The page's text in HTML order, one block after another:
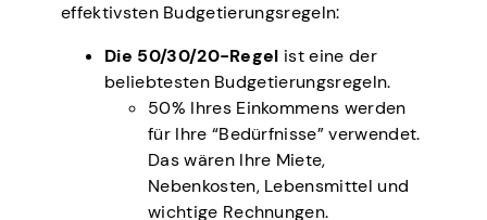
effektivsten Budgetierungsregeln:
Die 50/30/20-Regel ist eine der
beliebtesten Budgetierungsregeln.
50% Ihres Einkommens werden
für Ihre “Bedürfnisse” verwendet.
Das wären Ihre Miete,
Nebenkosten, Lebensmittel und
wichtige Rechnungen.